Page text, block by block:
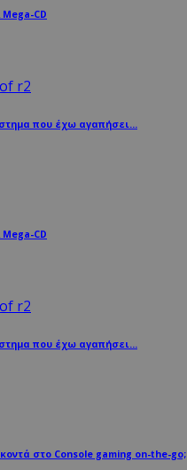
CD
που έχω αγαπήσει…
CD
που έχω αγαπήσει…
στο Console gaming on-the-go;